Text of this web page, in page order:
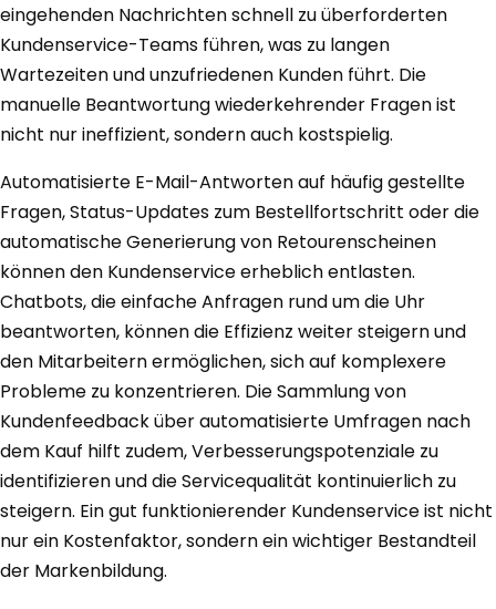
eingehenden Nachrichten schnell zu überforderten
Kundenservice-Teams führen, was zu langen
Wartezeiten und unzufriedenen Kunden führt. Die
manuelle Beantwortung wiederkehrender Fragen ist
nicht nur ineffizient, sondern auch kostspielig.
Automatisierte E-Mail-Antworten auf häufig gestellte
Fragen, Status-Updates zum Bestellfortschritt oder die
automatische Generierung von Retourenscheinen
können den Kundenservice erheblich entlasten.
Chatbots, die einfache Anfragen rund um die Uhr
beantworten, können die Effizienz weiter steigern und
den Mitarbeitern ermöglichen, sich auf komplexere
Probleme zu konzentrieren. Die Sammlung von
Kundenfeedback über automatisierte Umfragen nach
dem Kauf hilft zudem, Verbesserungspotenziale zu
identifizieren und die Servicequalität kontinuierlich zu
steigern. Ein gut funktionierender Kundenservice ist nicht
nur ein Kostenfaktor, sondern ein wichtiger Bestandteil
der Markenbildung.